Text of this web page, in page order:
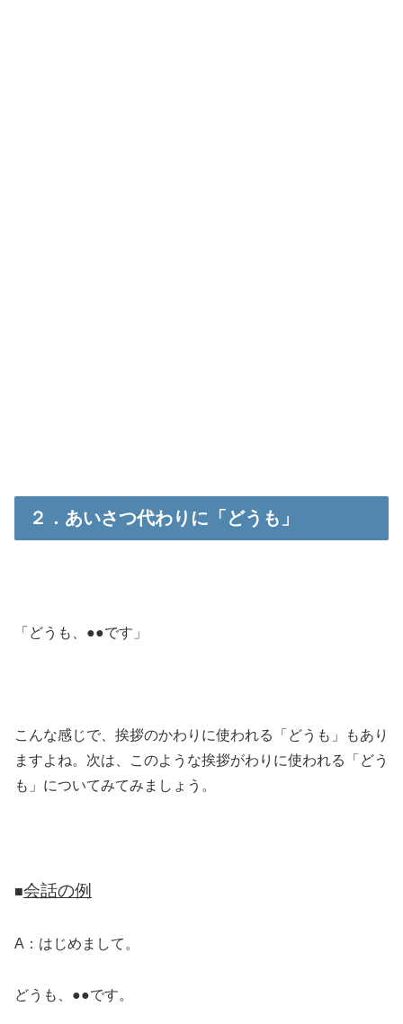
２．あいさつ代わりに「どうも」
「どうも、●●です」
こんな感じで、挨拶のかわりに使われる「どうも」もあり
ますよね。次は、このような挨拶がわりに使われる「どう
も」についてみてみましょう。
■会話の例
A：はじめまして。
どうも、●●です。